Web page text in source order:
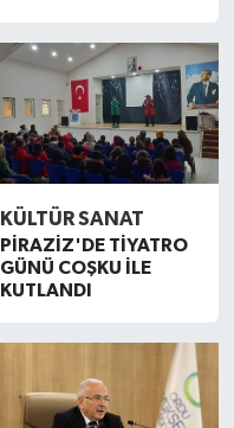
KÜLTÜR SANAT
PİRAZİZ'DE TİYATRO
GÜNÜ COŞKU İLE
KUTLANDI